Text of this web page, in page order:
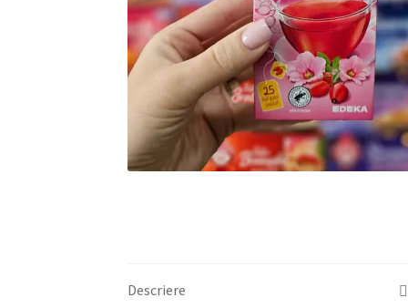
Descriere